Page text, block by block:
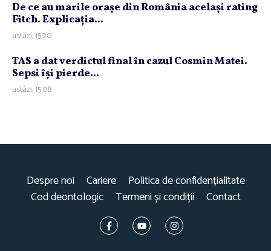
De ce au marile oraşe din România acelaşi rating
Fitch. Explicaţia...
astăzi, 15:20
TAS a dat verdictul final în cazul Cosmin Matei.
Sepsi îşi pierde...
astăzi, 15:08
Despre noi Cariere
Politica de confidențialitate
Cod deontologic
Termeni și condiții Contact